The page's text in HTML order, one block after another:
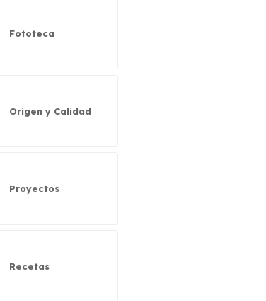
Fototeca
Origen y Calidad
Proyectos
Recetas